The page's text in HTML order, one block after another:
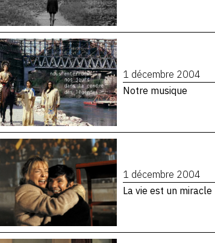
1 décembre 2004
Notre musique
1 décembre 2004
La vie est un miracle